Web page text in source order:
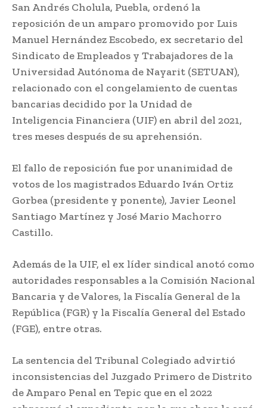
San Andrés Cholula, Puebla, ordenó la
reposición de un amparo promovido por Luis
Manuel Hernández Escobedo, ex secretario del
Sindicato de Empleados y Trabajadores de la
Universidad Autónoma de Nayarit (SETUAN),
relacionado con el congelamiento de cuentas
bancarias decidido por la Unidad de
Inteligencia Financiera (UIF) en abril del 2021,
tres meses después de su aprehensión.
El fallo de reposición fue por unanimidad de
votos de los magistrados Eduardo Iván Ortiz
Gorbea (presidente y ponente), Javier Leonel
Santiago Martínez y José Mario Machorro
Castillo.
Además de la UIF, el ex líder sindical anotó como
autoridades responsables a la Comisión Nacional
Bancaria y de Valores, la Fiscalía General de la
República (FGR) y la Fiscalía General del Estado
(FGE), entre otras.
La sentencia del Tribunal Colegiado advirtió
inconsistencias del Juzgado Primero de Distrito
de Amparo Penal en Tepic que en el 2022